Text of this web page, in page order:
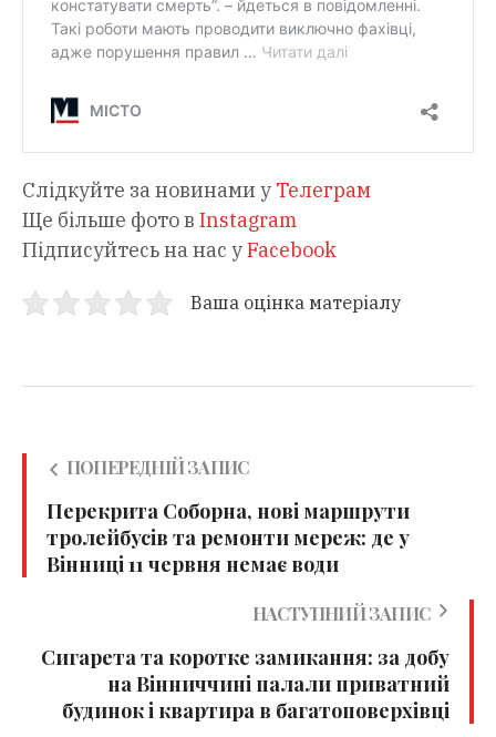
Слідкуйте за новинами у Телеграм
Ще більше фото в Instagram
Підписуйтесь на нас уFacebook
Ваша оцінка матеріалу
ПОПЕРЕДНІЙ ЗАПИС
Перекрита Соборна, нові маршрути
тролейбусів та ремонти мереж: де у
Вінниці 11 червня немає води
НАСТУПНИЙ ЗАПИС
Сигарета та коротке замикання: за добу
на Вінниччині палали приватний
будинок і квартира в багатоповерхівці